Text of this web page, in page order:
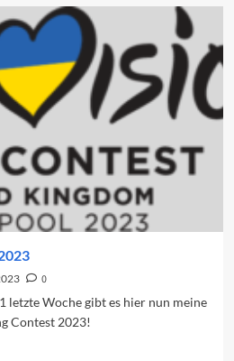
0
letzte Woche gibt es hier nun meine
Contest 2023!